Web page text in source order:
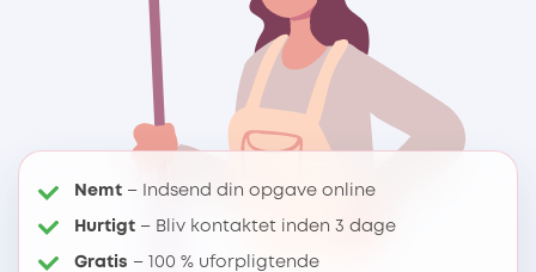
Nemt – Indsend din opgave online
Hurtigt – Bliv kontaktet inden 3 dage
Gratis – 100 % uforpligtende